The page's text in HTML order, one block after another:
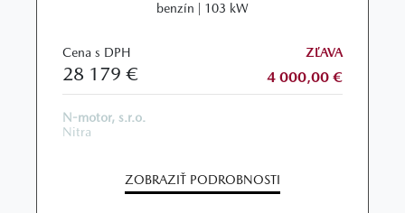
benzín | 103 kW
Cena s DPH
28 179 €
ZĽAVA
4 000,00 €
N-motor, s.r.o.
Nitra
ZOBRAZIŤ PODROBNOSTI